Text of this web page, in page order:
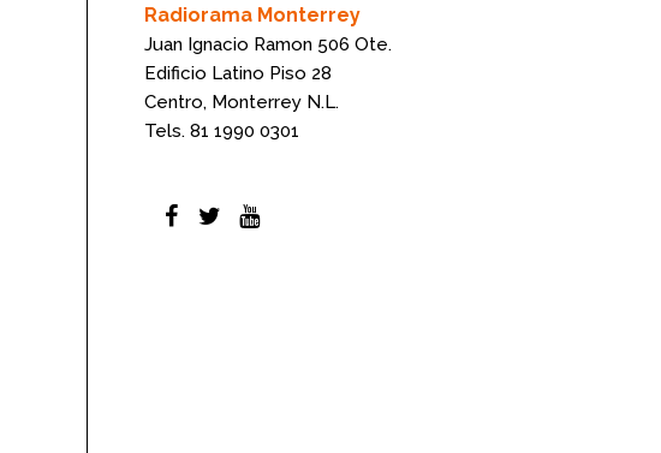
Radiorama Monterrey
Juan Ignacio Ramon 506 Ote.
Edificio Latino Piso 28
Centro, Monterrey N.L.
Tels. 81 1990 0301